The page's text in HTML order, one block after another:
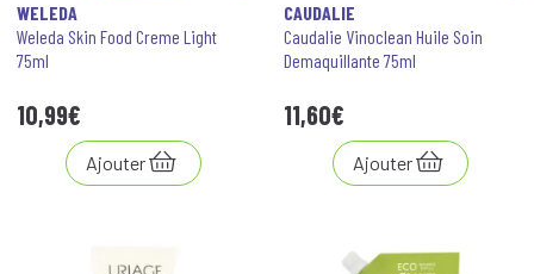
WELEDA
Weleda Skin Food Creme Light
75ml
10,99€
Ajouter
CAUDALIE
Caudalie Vinoclean Huile Soin
Demaquillante 75ml
11,60€
Ajouter